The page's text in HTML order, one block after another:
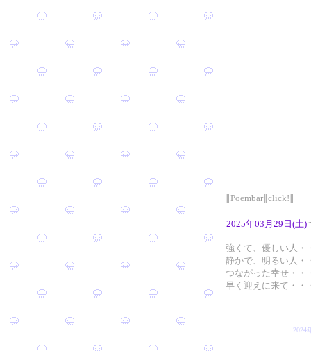
∥Poembar∥click!∥
2025年03月29日(土)
強くて、優しい人・
静かで、明るい人・
つながった幸せ・・
早く迎えに来て・・
2024